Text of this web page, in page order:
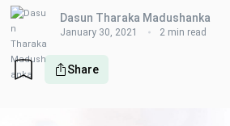
Dasun Tharaka Madushanka
January 30, 2021 2 min read
Share